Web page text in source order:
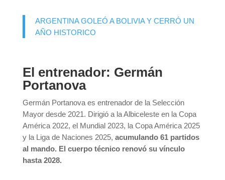
ARGENTINA GOLEÓ A BOLIVIA Y CERRÓ UN
AÑO HISTORICO
El entrenador: Germán
Portanova
Germán Portanova es entrenador de la Selección
Mayor desde 2021. Dirigió a la Albiceleste en la Copa
América 2022, el Mundial 2023, la Copa América 2025
y la Liga de Naciones 2025, acumulando 61 partidos
al mando. El cuerpo técnico renovó su vínculo
hasta 2028.